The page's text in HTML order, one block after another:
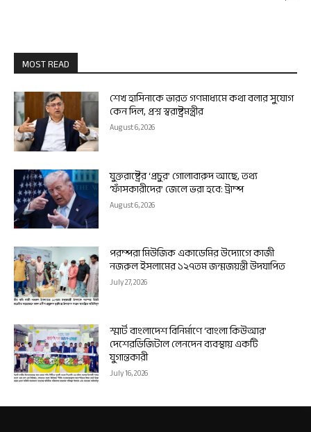
MOST READ
শেখ হাসিনাকে ভারত গণমাধ্যমে কথা বলার সুযোগ
কেন দিল, প্রশ্ন স্বরাষ্ট্রমন্ত্রীর
August 6, 2026
যুক্তরাষ্ট্রের ‘প্রচুর’ গোলাবারুদ আছে, তথ্য
‘ফাঁসকারীদের’ জেলে ভরা হবে: ট্রাম্প
August 6, 2026
পরম্পরা মিউজিক একাডেমির উদ্যোগে কাজী
নজরুল ইসলামের ১২৭তম জন্মজয়ন্তী উদযাপিত
July 27, 2026
স্মার্ট বাংলাদেশ বিনির্মাণে ‘বাংলা কিউআর’
দেশেরডিজিটাল লেনদেন ব্যবস্থায় একটি
যুগান্তকারী
July 16, 2026